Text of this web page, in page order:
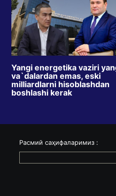
Yangi energetika vaziri
va`dalardan emas, eski
milliardlarni hisoblashdan
boshlashi kerak
Расмий саҳифаларимиз :